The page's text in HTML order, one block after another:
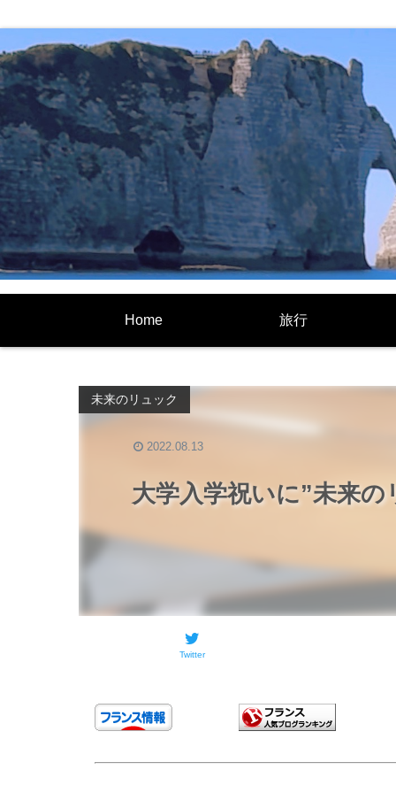
Home 旅行
大学入学祝いに”未来の
未来のリュック
Twitter
2022.08.13